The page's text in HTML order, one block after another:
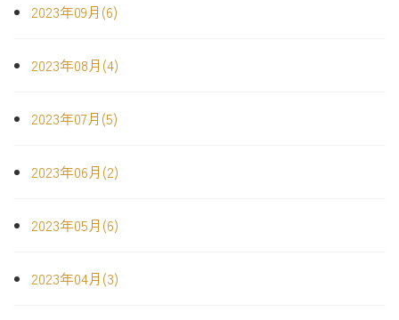
2023年09月(6)
2023年08月(4)
2023年07月(5)
2023年06月(2)
2023年05月(6)
2023年04月(3)